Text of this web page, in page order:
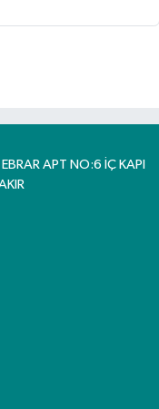
APT NO:6 İÇ KAPI